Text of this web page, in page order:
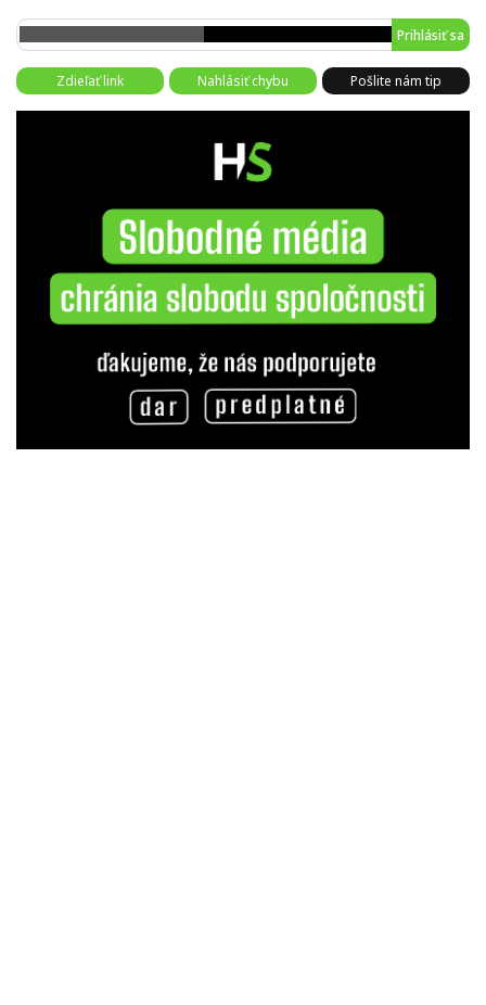
Prihlásiť sa
Zdieľať link Nahlásiť chybu Pošlite nám tip